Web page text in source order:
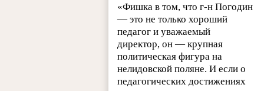
«Фишка в том, что г-н Погодин
— это не только хороший
педагог и уважаемый
директор, он — крупная
политическая фигура на
нелидовской поляне. И если о
педагогических достижениях